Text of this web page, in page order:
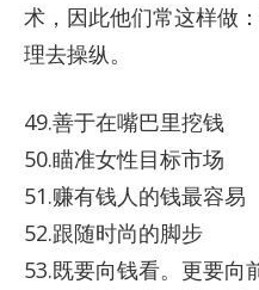
术，因此他们常这样做
理去操纵。
49.善于在嘴巴里挖钱
50.瞄准女性目标市场
51.赚有钱人的钱最容易
52.跟随时尚的脚步
53.既要向钱看。更要向